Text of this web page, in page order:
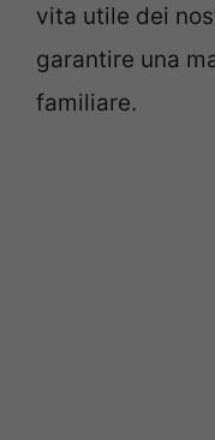
vita utile dei
garantire una
familiare.